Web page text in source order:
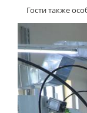
Гости также